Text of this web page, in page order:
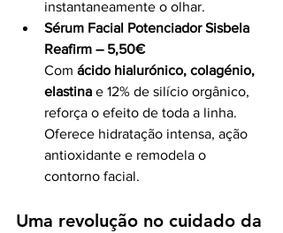
instantaneamente o olhar.
Sérum Facial Potenciador Sisbela
Reafirm – 5,50€
Com ácido hialurónico, colagénio,
elastina e 12% de silício orgânico,
reforça o efeito de toda a linha.
Oferece hidratação intensa, ação
antioxidante e remodela o
contorno facial.
Uma revolução no cuidado da